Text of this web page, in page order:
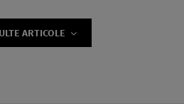
ARTICOLE